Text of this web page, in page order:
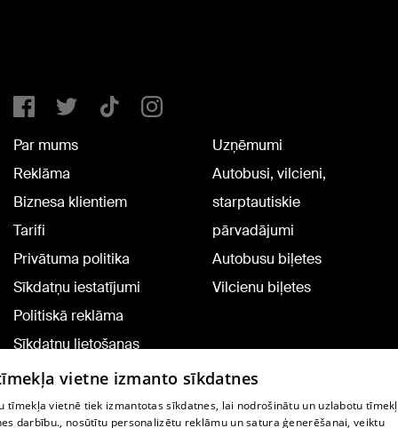
Par mums
Reklāma
Biznesa klientiem
Tarifi
Privātuma politika
Sīkdatņu iestatījumi
Politiskā reklāma
Sīkdatņu lietošanas
noteikumi
Komentāru pievienošana
Uzņēmumi
Autobusi, vilcieni,
starptautiskie
pārvadājumi
Autobusu biļetes
Vilcienu biļetes
vietne izmanto sīkdatnes
tīmekļa vietnē tiek izmantotas sīkdatnes, lai nodrošinātu un uzlabotu
darbību., nosūtītu personalizētu reklāmu un satura ģenerēšanai, veiktu